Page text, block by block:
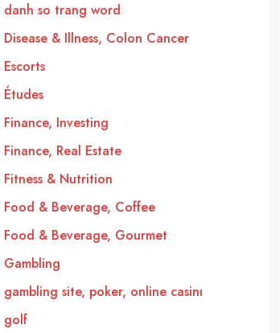
danh so trang word
Disease & Illness, Colon Cancer
Escorts
Études
Finance, Investing
Finance, Real Estate
Fitness & Nutrition
Food & Beverage, Coffee
Food & Beverage, Gourmet
Gambling
gambling site, poker, online casinı
golf